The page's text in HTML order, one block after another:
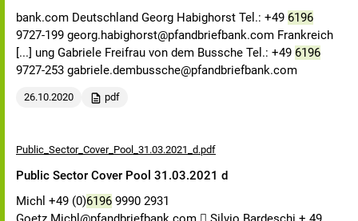
bank.com Deutschland Georg Habighorst Tel.: +49 6196
9727-199 georg.habighorst@pfandbriefbank.com Frankreich
[...] ung Gabriele Freifrau von dem Bussche Tel.: +49 6196
9727-253 gabriele.dembussche@pfandbriefbank.com
26.10.2020 pdf
Public_Sector_Cover_Pool_31.03.2021_d.pdf
Public Sector Cover Pool 31.03.2021 d
Michl +49 (0)6196 9990 2931